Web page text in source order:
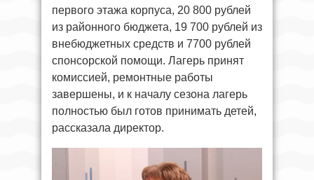
первого этажа корпуса, 20 800 рублей
из районного бюджета, 19 700 рублей из
внебюджетных средств и 7700 рублей
спонсорской помощи. Лагерь принят
комиссией, ремонтные работы
завершены, и к началу сезона лагерь
полностью был готов принимать детей,
рассказала директор.